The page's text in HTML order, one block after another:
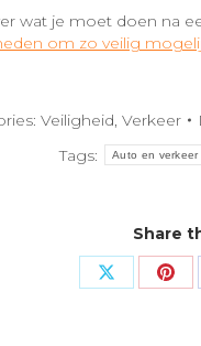
wat je moet doen na
om zo veilig
Veiligheid, Verkeer
Tags:
Auto en verkeer
Share
Share